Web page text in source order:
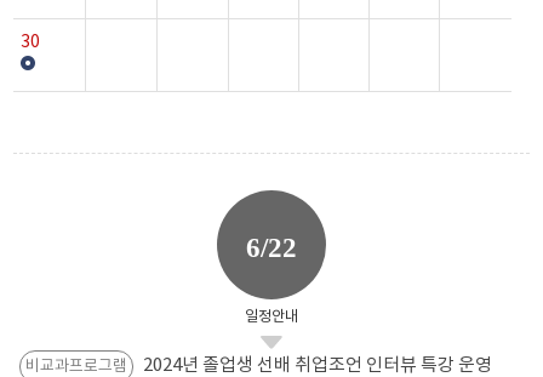
30
6/22
일정안내
비교과프로그램 2024년 졸업생 선배 취업조언 인터뷰 특강 운영